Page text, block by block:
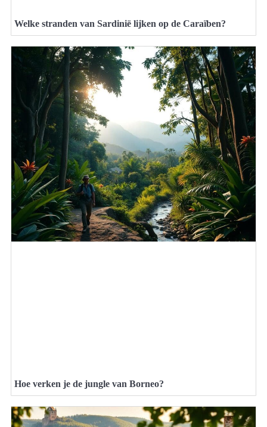
Welke stranden van Sardinië lijken op de Caraïben?
Hoe verken je de jungle van Borneo?